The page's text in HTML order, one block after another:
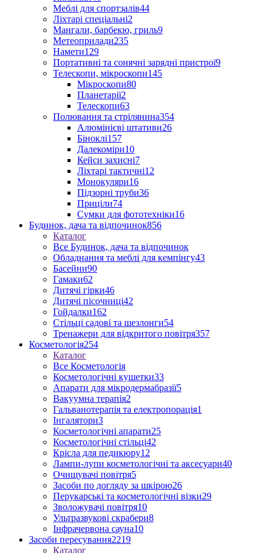
Меблі для спортзалів44
Ліхтарі спеціальні2
Мангали, барбекю, гриль9
Метеоприлади235
Намети129
Портативні та сонячні зарядні пристрої9
Телескопи, мікроскопи145
Мікроскопи80
Планетарії2
Телескопи63
Полювання та стрілянина354
Алюмінієві штативи26
Біноклі157
Далекоміри10
Кейси захисні7
Ліхтарі тактичні12
Монокуляри16
Підзорні труби36
Приціли74
Сумки для фототехніки16
Будинок, дача та відпочинок856
Каталог
Все Будинок, дача та відпочинок
Обладнання та меблі для кемпінгу43
Басейни90
Гамаки62
Дитячі гірки46
Дитячі пісочниці42
Гойдалки162
Стільці садові та шезлонги54
Тренажери для відкритого повітря357
Косметологія254
Каталог
Все Косметологія
Косметологічні кушетки33
Апарати для мікродермабразії5
Вакуумна терапія2
Гальванотерапія та електропорація1
Інгалятори3
Косметологічні апарати25
Косметологічні стільці42
Крісла для педикюру12
Лампи-лупи косметологічні та аксесуари40
Очищувачі повітря5
Засоби по догляду за шкірою26
Перукарські та косметологічні візки29
Зволожувачі повітря10
Ультразвукові скрабери8
Інфрачервона сауна10
Засоби пересування2219
Каталог